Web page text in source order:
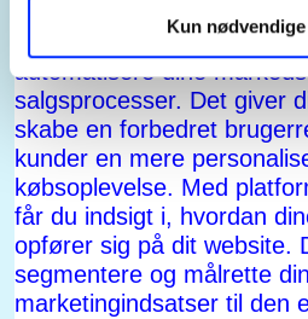
Kun
I ActiveCampaign kan du
automatisere dine
salgsprocesser. Det giver
skabe en forbedret
kunder en mere
købsoplevelse. Med
får du indsigt i, hvordan
opfører sig på dit website.
segmentere og målrette
marketingindsatser til den